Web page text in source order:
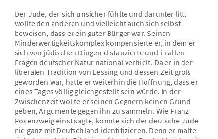
Der Jude, der sich unsicher fühlte und darunter litt,
wollte den anderen und vielleicht auch sich selbst
beweisen, dass er ein guter Bürger war. Seinen
Minderwertigkeitskomplex kompensierte er, in dem er
sich von jüdischen Dingen distanzierte und in allen
Fragen deutscher Natur national verhielt. Da er in der
liberalen Tradition von Lessing und dessen Zeit groß
geworden war, hatte er weiterhin die Hoffnung, dass er
eines Tages völlig gleichgestellt sein würde. In der
Zwischenzeit wollte er seinen Gegnern keinen Grund
geben, Argumente gegen ihn zu sammeln. Wie Franz
Rosenzweig einst sagte, konnte sich der deutsche Jude
nie ganz mit Deutschland identifizieren. Denn er malte